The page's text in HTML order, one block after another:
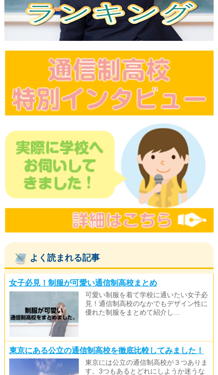
よく読まれる記事
女子必見！制服が可愛い通信制高校まとめ
可愛い制服を着て学校に通いたい女子必
見！通信制高校のなかでもデザイン性に
優れた制服をまとめて紹介し…
東京にある公立の通信制高校を徹底比較してみました！
東京には公立の通信制高校が３つありま
す。3つもあるとどれにしようか迷うな